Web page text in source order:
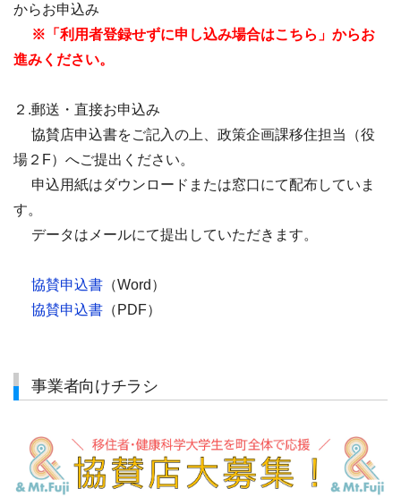
からお申込み
※「利用者登録せずに申し込み場合はこちら」からお
進みください。
２.郵送・直接お申込み
協賛店申込書をご記入の上、政策企画課移住担当（役
場２F）へご提出ください。
申込用紙はダウンロードまたは窓口にて配布していま
す。
データはメールにて提出していただきます。
協賛申込書 （Word）
協賛申込書 （PDF）
事業者向けチラシ